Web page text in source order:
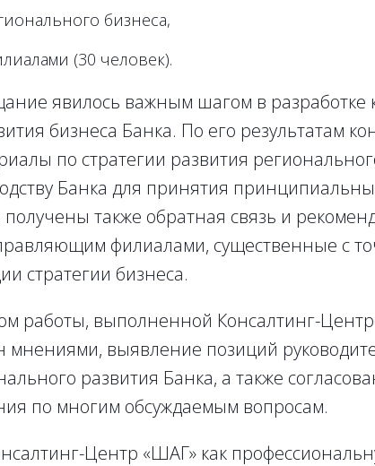
бизнеса,
(30 человек).
явилось важным шагом в разработке
бизнеса Банка. По его результатам
по стратегии развития
Банка для принятия
получены также обратная связь и
филиалами, существенные с
стратегии бизнеса.
работы, выполненной Консалтинг-
мнениями, выявление позиций
развития Банка, а также
по многим обсуждаемым вопросам.
Центр «ШАГ» как